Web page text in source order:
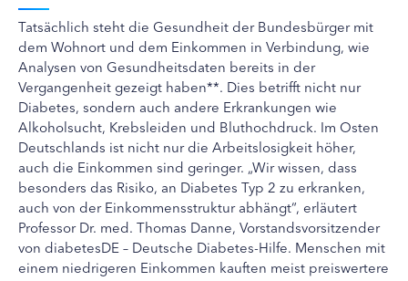
Tatsächlich steht die Gesundheit der Bundesbürger mit
dem Wohnort und dem Einkommen in Verbindung, wie
Analysen von Gesundheitsdaten bereits in der
Vergangenheit gezeigt haben**. Dies betrifft nicht nur
Diabetes, sondern auch andere Erkrankungen wie
Alkoholsucht, Krebsleiden und Bluthochdruck. Im Osten
Deutschlands ist nicht nur die Arbeitslosigkeit höher,
auch die Einkommen sind geringer. „Wir wissen, dass
besonders das Risiko, an Diabetes Typ 2 zu erkranken,
auch von der Einkommensstruktur abhängt“, erläutert
Professor Dr. med. Thomas Danne, Vorstandsvorsitzender
von diabetesDE – Deutsche Diabetes-Hilfe. Menschen mit
einem niedrigeren Einkommen kauften meist preiswertere